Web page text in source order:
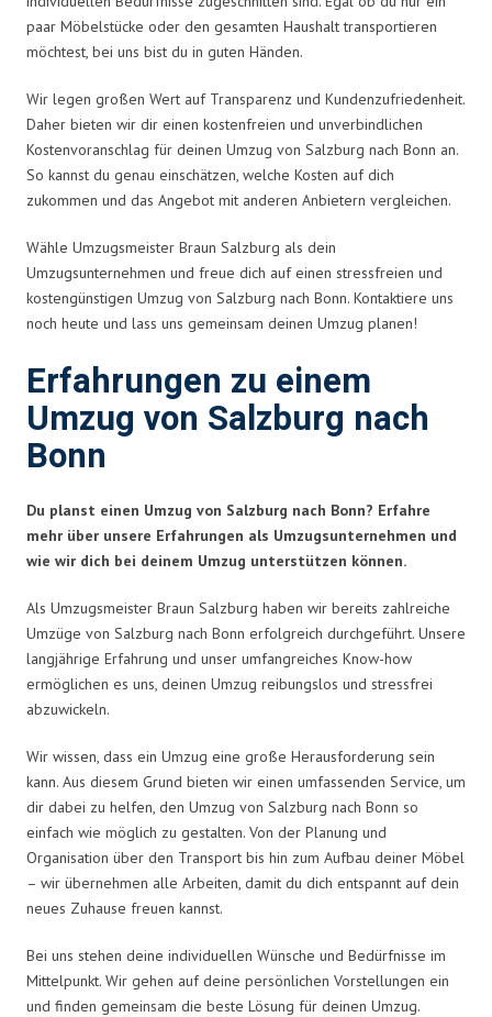
paar Möbelstücke oder den gesamten Haushalt transportieren
möchtest, bei uns bist du in guten Händen.
Wir legen großen Wert auf Transparenz und Kundenzufriedenheit.
Daher bieten wir dir einen kostenfreien und unverbindlichen
Kostenvoranschlag für deinen Umzug von Salzburg nach Bonn an.
So kannst du genau einschätzen, welche Kosten auf dich
zukommen und das Angebot mit anderen Anbietern vergleichen.
Wähle Umzugsmeister Braun Salzburg als dein
Umzugsunternehmen und freue dich auf einen stressfreien und
kostengünstigen Umzug von Salzburg nach Bonn. Kontaktiere uns
noch heute und lass uns gemeinsam deinen Umzug planen!
Erfahrungen zu einem
Umzug von Salzburg nach
Bonn
Du planst einen Umzug von Salzburg nach Bonn? Erfahre
mehr über unsere Erfahrungen als Umzugsunternehmen und
wie wir dich bei deinem Umzug unterstützen können.
Als Umzugsmeister Braun Salzburg haben wir bereits zahlreiche
Umzüge von Salzburg nach Bonn erfolgreich durchgeführt. Unsere
langjährige Erfahrung und unser umfangreiches Know-how
ermöglichen es uns, deinen Umzug reibungslos und stressfrei
abzuwickeln.
Wir wissen, dass ein Umzug eine große Herausforderung sein
kann. Aus diesem Grund bieten wir einen umfassenden Service, um
dir dabei zu helfen, den Umzug von Salzburg nach Bonn so
einfach wie möglich zu gestalten. Von der Planung und
Organisation über den Transport bis hin zum Aufbau deiner Möbel
– wir übernehmen alle Arbeiten, damit du dich entspannt auf dein
neues Zuhause freuen kannst.
Bei uns stehen deine individuellen Wünsche und Bedürfnisse im
Mittelpunkt. Wir gehen auf deine persönlichen Vorstellungen ein
und finden gemeinsam die beste Lösung für deinen Umzug.